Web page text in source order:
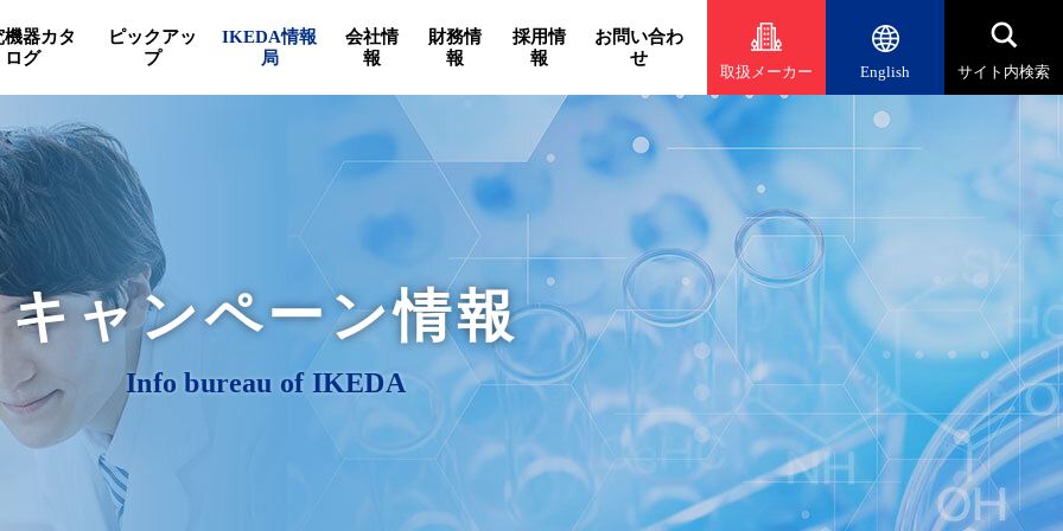
機器カタ
ログ
ピックアッ
プ
IKEDA情報
局
会社情
報
財務情
報
採用情
報
お問い合わ
せ
取扱メーカー English サイト内検索
キャンペーン情報